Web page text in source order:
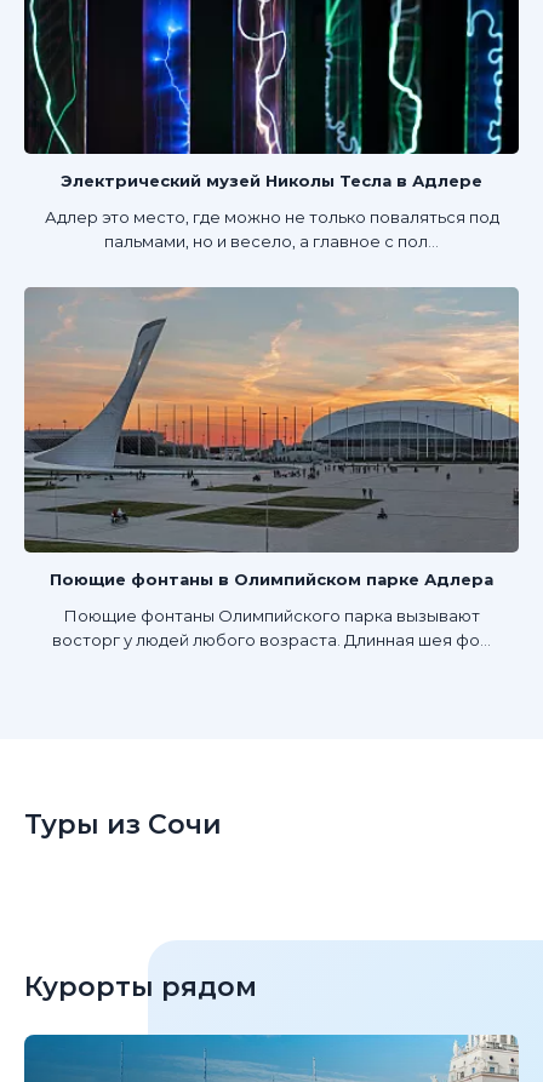
Электрический музей Николы Тесла в Адлере
Адлер это место, где можно не только поваляться под
пальмами, но и весело, а главное с пол...
Поющие фонтаны в Олимпийском парке Адлера
Поющие фонтаны Олимпийского парка вызывают
восторг у людей любого возраста. Длинная шея фо...
Туры из Сочи
Курорты рядом